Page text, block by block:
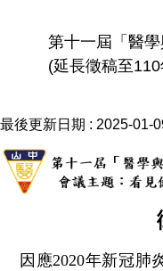
第十一屆「醫
(延長徵稿至
最後更新日期 : 2025-01-
因應2020年新冠肺